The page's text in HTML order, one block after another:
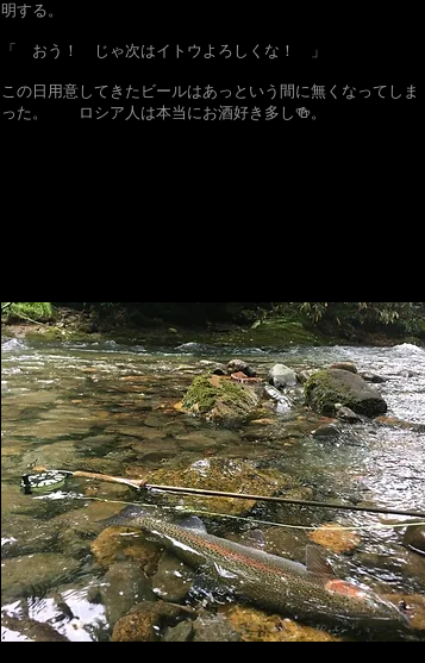
明する。
「 おう！ じゃ次はイトウよろしくな！ 」
​この日用意してきたビールはあっという間に無くなってしま
った。 ロシア人は本当にお酒好き多し🍻。